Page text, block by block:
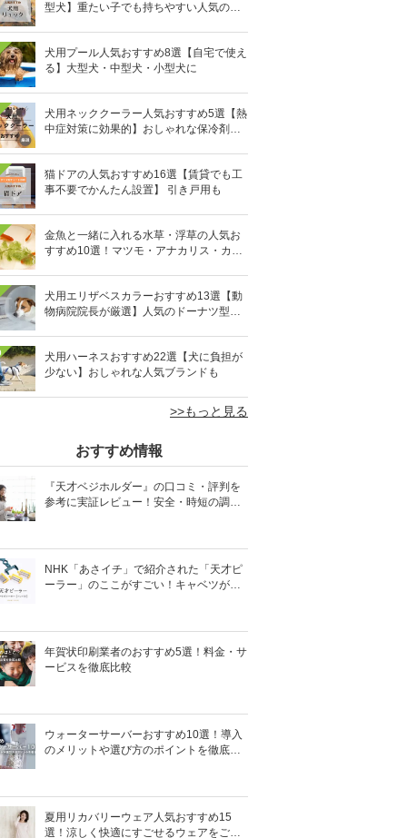
型犬】重たい子でも持ちやすい人気のキ
犬用プール人気おすすめ8選【自宅で使え
る】大型犬・中型犬・小型犬に
犬用ネッククーラー人気おすすめ5選【熱
中症対策に効果的】おしゃれな保冷剤タ
猫ドアの人気おすすめ16選【賃貸でも工
事不要でかんたん設置】 引き戸用も
金魚と一緒に入れる水草・浮草の人気お
すすめ10選！マツモ・アナカリス・カボ
犬用エリザベスカラーおすすめ13選【動
物病院院長が厳選】人気のドーナツ型や
犬用ハーネスおすすめ22選【犬に負担が
少ない】おしゃれな人気ブランドも
>>もっと見る
おすすめ情報
『天才ベジホルダー』の口コミ・評判を
参考に実証レビュー！安全・時短の調理
NHK「あさイチ」で紹介された「天才ピ
ーラー」のここがすごい！キャベツがほ
年賀状印刷業者のおすすめ5選！料金・サ
ービスを徹底比較
ウォーターサーバーおすすめ10選！導入
のメリットや選び方のポイントを徹底解
夏用リカバリーウェア人気おすすめ15
選！涼しく快適にすごせるウェアをご紹